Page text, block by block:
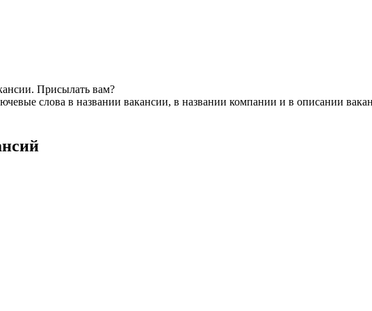
Присылать вам?
слова в названии вакансии, в названии компании и в описании